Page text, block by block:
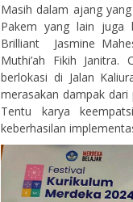
Masih dalam ajang
Pakem yang lain juga
Brilliant Jasmine
Muthi’ah Fikih
berlokasi di Jalan
merasakan dampak
Tentu karya
keberhasilan